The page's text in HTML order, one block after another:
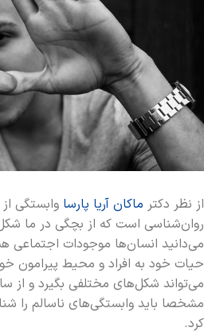
از نظر دکتر ماکان آریا پارسا وابستگی
روان‌شناسی است که از بچگی در ما
می‌دانید انسان‌ها موجودات اجتماعی
حیات خود به افراد و محیط پیرامون
مشخصا باید وابستگی‌های ناسالم را
کرد.